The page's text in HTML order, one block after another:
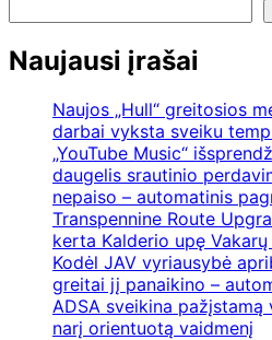
Naujausi įrašai
Naujos „Hull“ greitosios
darbai vyksta sveiku
„YouTube Music“
daugelis srautinio
nepaiso – automatinis
Transpennine Route
kerta Kalderio upę
Kodėl JAV vyriausybė
greitai jį panaikino –
ADSA sveikina
narį orientuotą vaidmenį